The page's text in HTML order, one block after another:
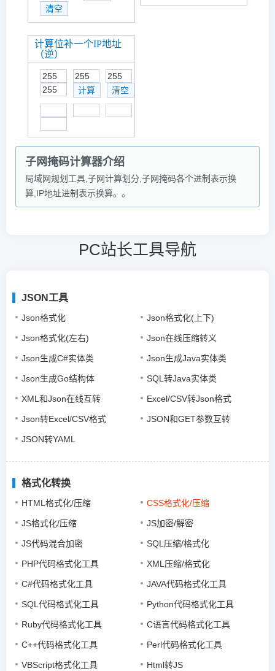
计算位补一个IP地址
（逆）
子网掩码计算器介绍
局域网规划工具,子网计算划分,子网掩码各个进制表示换
算,IP地址进制表示换算。。
PC站长工具导航
JSON工具
Json格式化 Json格式化(上下)
Json格式化(左右) Json在线压缩转义
Json生成C#实体类 Json生成Java实体类
Json生成Go结构体 SQL转Java实体类
XML和Json在线互转 Excel/CSV转Json格式
Json转Excel/CSV格式 JSON和GET参数互转
JSON转YAML
格式化转换
HTML格式化/压缩 CSS格式化/压缩
JS格式化/压缩 JS加密/解密
JS代码混合加密 SQL压缩/格式化
PHP代码格式化工具 XML压缩/格式化
C#代码格式化工具 JAVA代码格式化工具
SQL代码格式化工具 Python代码格式化工具
Ruby代码格式化工具 C语言代码格式化工具
C++代码格式化工具 Perl代码格式化工具
VBScript格式化工具 Html转JS